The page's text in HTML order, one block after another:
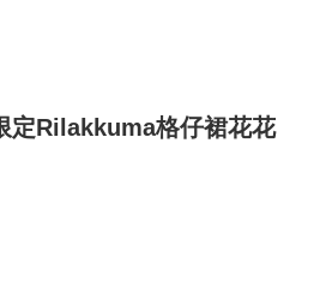
定Rilakkuma格仔裙花花